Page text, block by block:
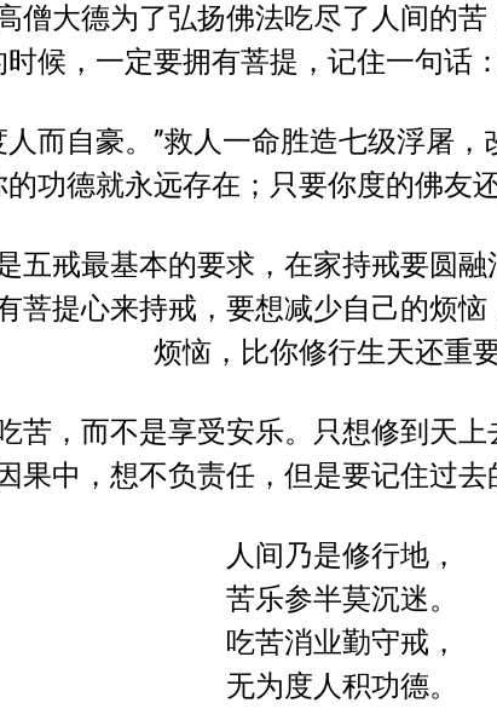
僧大德为了弘扬佛法吃尽了人间的
时候，一定要拥有菩提，记住一句话
而自豪。”救人一命胜造七级浮屠
功德就永远存在；只要你度的佛友
五戒最基本的要求，在家持戒要圆
菩提心来持戒，要想减少自己的烦
烦恼，比你修行生天还重要
苦，而不是享受安乐。只想修到天
果中，想不负责任，但是要记住过去
人间乃是修行地，
苦乐参半莫沉迷。
吃苦消业勤守戒，
无为度人积功德。